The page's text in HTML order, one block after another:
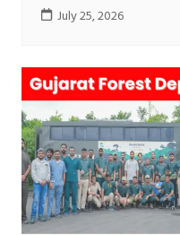
July 25, 2026